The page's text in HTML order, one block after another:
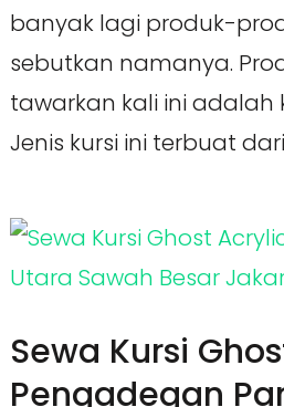
banyak lagi produk-
sebutkan namanya.
tawarkan kali ini adalah
Jenis kursi ini terbuat
Sewa Kursi
Pengadegan